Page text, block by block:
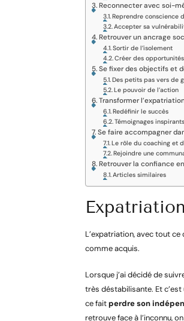
Reconnecter avec soi-
Reprendre conscience
Accepter sa
Retrouver un ancrage
Sortir de l’isolement
Créer des
Se fixer des objectifs et
Des petits pas vers de
Le pouvoir de l’action
Transformer
Redéfinir le succès
Témoignages inspirants
Se faire accompagner
Le rôle du coaching et
Rejoindre une
Retrouver la confiance
Articles similaires
L’expatriation, avec tout
comme acquis.
Lorsque j’ai décidé de
très déstabilisante. Et
ce faitperdre son
retrouve face à l’inconnu,